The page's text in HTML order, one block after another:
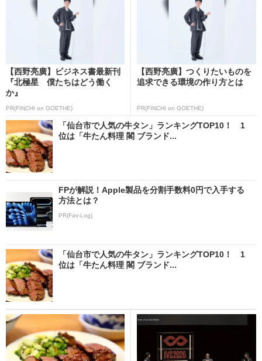
【西野亮廣】ビジネス書最新刊
『北極星 僕たちはどう働く
か』
PR(FINCHI on GOETHE)
【西野亮廣】つくりたいものを
追求できる環境の作り方とは
PR(FINCHI on GOETHE)
「仙台市で人気の牛タン」ランキングTOP10！ 1
位は「牛たん料理 閣 ブランド...
FPが解説！Apple製品を分割手数料0円で入手する
方法とは？
PR(Fav-Log)
「仙台市で人気の牛タン」ランキングTOP10！ 1
位は「牛たん料理 閣 ブランド...